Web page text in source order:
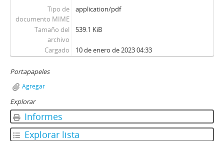
Tipo de
documento MIME
application/pdf
Tamaño del
archivo
539.1 KiB
Cargado 10 de enero de 2023 04:33
Portapapeles
Agregar
Explorar
Informes
Explorar lista